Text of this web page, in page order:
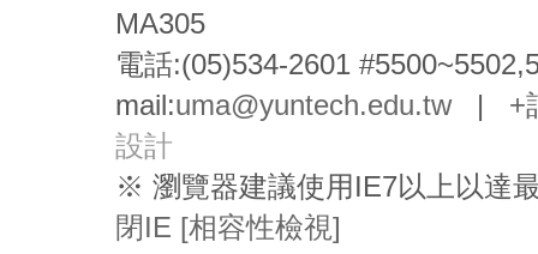
MA305
電話:(05)534-2601
mail:uma@yuntech.edu.tw| +
設計
※ 瀏覽器建議使用IE7以上以達
閉IE [相容性檢視]